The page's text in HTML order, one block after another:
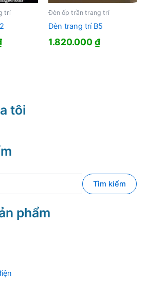
trí Đèn ốp trần trang trí
Đèn trang trí B5
1.820.000₫
tôi
Tìm kiếm
phẩm